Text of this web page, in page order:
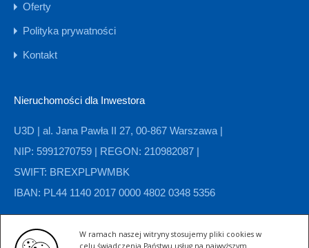
W ramach naszej witryny stosujemy pliki cookies w
celu świadczenia Państwu usług na najwyższym
Oferty
Polityka prywatności
Kontakt
Nieruchomości dla Inwestora
U3D | al. Jana Pawła II 27, 00-867 Warszawa |
NIP: 5991270759 | REGON: 210982087 |
SWIFT: BREXPLPWMBK
IBAN: PL44 1140 2017 0000 4802 0348 5356
Kategorie nieruchomości